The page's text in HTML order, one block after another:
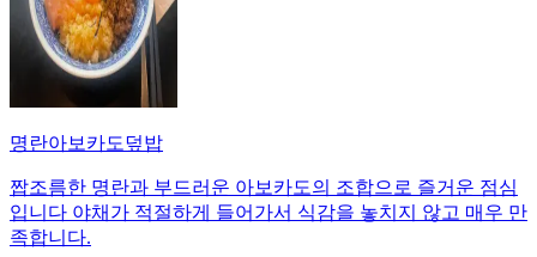
명란아보카도덮밥
짭조름한 명란과 부드러운 아보카도의 조합으로 즐거운 점심
입니다 야채가 적절하게 들어가서 식감을 놓치지 않고 매우 만
족합니다.